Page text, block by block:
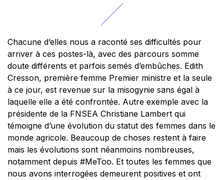
Chacune d’elles nous a raconté ses difficultés pour
arriver à ces postes-là, avec des parcours somme
doute différents et parfois semés d’embûches. Edith
Cresson, première femme Premier ministre et la seule
à ce jour, est revenue sur la misogynie sans égal à
laquelle elle a été confrontée. Autre exemple avec la
présidente de la FNSEA Christiane Lambert qui
témoigne d’une évolution du statut des femmes dans le
monde agricole. Beaucoup de choses restent à faire
mais les évolutions sont néanmoins nombreuses,
notamment depuis #MeToo. Et toutes les femmes que
nous avons interrogées demeurent positives et ont